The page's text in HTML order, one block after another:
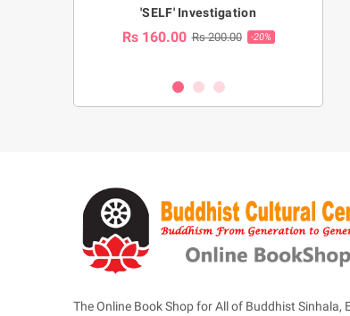
'SELF' Investigation
Rs 160.00 Rs 200.00 -20%
The Online Book Shop for All of Buddhist Sinhala,